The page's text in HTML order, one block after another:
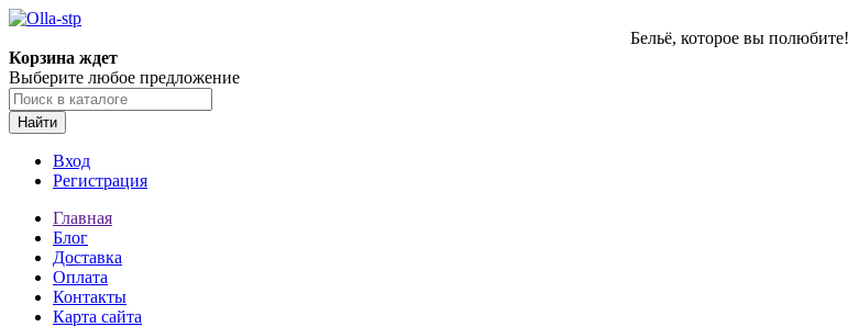
Бельё, которое вы полюбите!
Корзина ждет
Выберите любое предложение
Найти
Вход
Регистрация
Главная
Блог
Доставка
Оплата
Контакты
Карта сайта